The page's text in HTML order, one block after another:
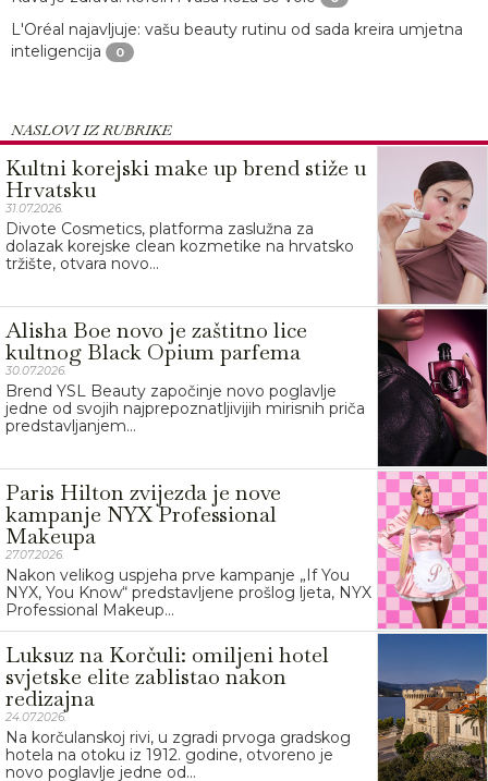
L'Oréal najavljuje: vašu beauty rutinu od sada kreira umjetna
inteligencija
0
NASLOVI IZ RUBRIKE
Kultni korejski make up brend stiže u
Hrvatsku
31.07.2026.
Divote Cosmetics, platforma zaslužna za
dolazak korejske clean kozmetike na hrvatsko
tržište, otvara novo...
Alisha Boe novo je zaštitno lice
kultnog Black Opium parfema
30.07.2026.
Brend YSL Beauty započinje novo poglavlje
jedne od svojih najprepoznatljivijih mirisnih priča
predstavljanjem...
Paris Hilton zvijezda je nove
kampanje NYX Professional
Makeupa
27.07.2026.
Nakon velikog uspjeha prve kampanje „If You
NYX, You Know“ predstavljene prošlog ljeta, NYX
Professional Makeup...
Luksuz na Korčuli: omiljeni hotel
svjetske elite zablistao nakon
redizajna
24.07.2026.
Na korčulanskoj rivi, u zgradi prvoga gradskog
hotela na otoku iz 1912. godine, otvoreno je
novo poglavlje jedne od...